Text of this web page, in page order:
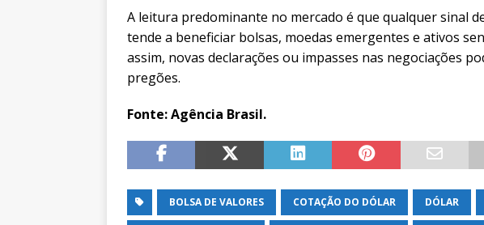
A leitura predominante no mercado é que qualquer sinal
tende a beneficiar bolsas, moedas emergentes e ativos
assim, novas declarações ou impasses nas negociações
pregões.
Fonte: Agência Brasil.
BOLSA DE VALORES COTAÇÃO DO DÓLAR DÓLAR